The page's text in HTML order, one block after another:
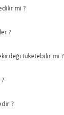
mi ?
?
tüketebilir mi ?
?